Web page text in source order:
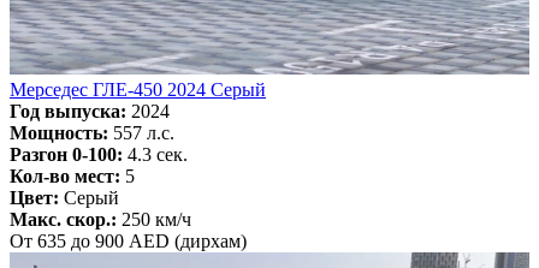
Мерседес ГЛЕ-450 2024 Серый
Год выпуска: 2024
Мощность: 557 л.с.
Разгон 0-100: 4.3 сек.
Кол-во мест: 5
Цвет: Серый
Макс. скор.: 250 км/ч
От 635 до 900 AED (дирхам)